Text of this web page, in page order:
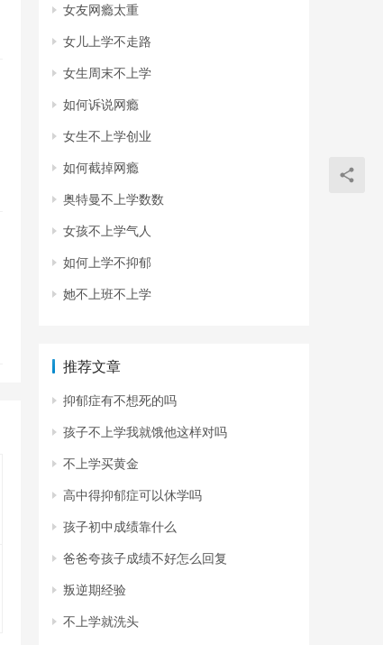
女友网瘾太重
女儿上学不走路
女生周末不上学
如何诉说网瘾
女生不上学创业
如何截掉网瘾
奥特曼不上学数数
女孩不上学气人
如何上学不抑郁
她不上班不上学
推荐文章
抑郁症有不想死的吗
孩子不上学我就饿他这样对吗
不上学买黄金
高中得抑郁症可以休学吗
孩子初中成绩靠什么
爸爸夸孩子成绩不好怎么回复
叛逆期经验
不上学就洗头